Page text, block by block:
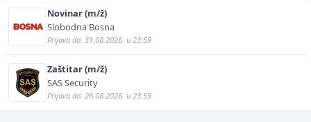
Novinar (m/ž)
Slobodna Bosna
Prijava do: 31.08.2026. u 23:59
Zaštitar (m/ž)
SAS Security
Prijava do: 26.08.2026. u 23:59